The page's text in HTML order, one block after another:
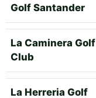
Golf Santander
La Caminera Golf
Club
La Herreria Golf